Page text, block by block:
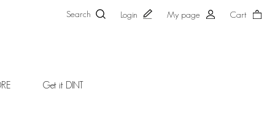
Search Login My page Cart
Get it DINT